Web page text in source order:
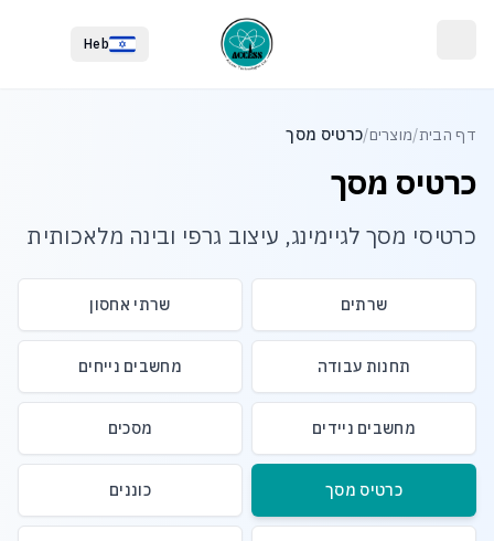
Heb
דף הבית/מוצרים/כרטיס מסך
כרטיס מסך
כרטיסי מסך לגיימינג, עיצוב גרפי ובינה מלאכותית
שרתים שרתי אחסון
תחנות עבודה מחשבים נייחים
מחשבים ניידים מסכים
כרטיס מסך כוננים